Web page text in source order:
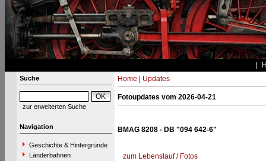
Suche
zur erweiterten Suche
Navigation
Geschichte & Hintergründe
Länderbahnen
Home Updates
Fotoupdates vom 2026-04-21
BMAG 8208 - DB "094 642-6"
zum Lebenslauf / Fotos